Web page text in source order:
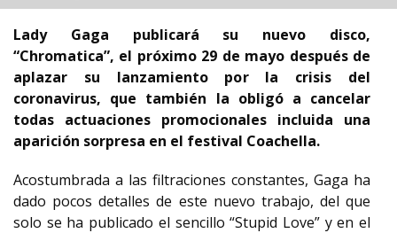
Lady Gaga publicará su nuevo disco,
“Chromatica”, el próximo 29 de mayo después de
aplazar su lanzamiento por la crisis del
coronavirus, que también la obligó a cancelar
todas actuaciones promocionales incluida una
aparición sorpresa en el festival Coachella.
Acostumbrada a las filtraciones constantes, Gaga ha
dado pocos detalles de este nuevo trabajo, del que
solo se ha publicado el sencillo “Stupid Love” y en el